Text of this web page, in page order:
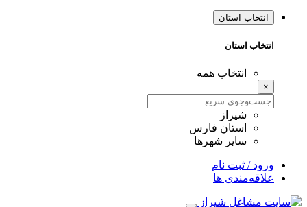
انتخاب استان
انتخاب استان
انتخاب همه
×
شیراز
استان فارس
سایر شهرها
ورود / ثبت نام
علاقه‌مندی ها